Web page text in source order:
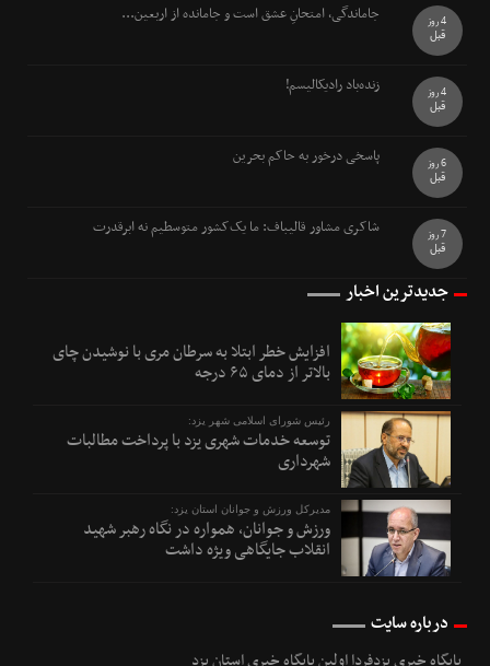
جاماندگی، امتحانِ عشق است و جامانده از اربعین...
4 روز
قبل
زنده‌باد رادیکالیسم!
4 روز
قبل
پاسخی درخور به حاکم بحرین
6 روز
قبل
شاکری مشاور قالیباف: ما یک‌کشور متوسطیم نه ابرقدرت
7 روز
قبل
جدیدترین اخبار
افزایش خطر ابتلا به سرطان مری با نوشیدن چای
بالاتر از دمای ۶۵ درجه
رئیس شورای اسلامی شهر یزد:
توسعه خدمات شهری یزد با پرداخت مطالبات
شهرداری
مدیرکل ورزش و جوانان استان یزد:
ورزش و جوانان، همواره در نگاه رهبر شهید
انقلاب جایگاهی ویژه داشت
درباره سایت